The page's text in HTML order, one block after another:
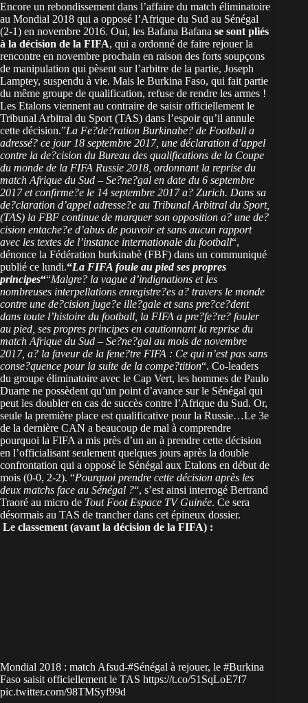
Encore un rebondissement dans l’affaire du match éliminatoire
au Mondial 2018 qui a opposé l’Afrique du Sud au Sénégal
(2-1) en novembre 2016. Oui, les Bafana Bafana se sont pliés
à la décision de la FIFA, qui a ordonné de faire rejouer la
rencontre en novembre prochain en raison des forts soupçons
de manipulation qui pèsent sur l’arbitre de la partie, Joseph
Lamptey, suspendu à vie. Mais le Burkina Faso, qui fait partie
du même groupe de qualification, refuse de rendre les armes !
Les Etalons viennent au contraire de saisir officiellement le
Tribunal Arbitral du Sport (TAS) dans l’espoir qu’il annule
cette décision.”La Fe?de?ration Burkinabe? de Football a
adressé? ce jour 18 septembre 2017, une déclaration d’appel
contre la de?cision du Bureau des qualifications de la Coupe
du monde de la FIFA Russie 2018, ordonnant la reprise du
match Afrique du Sud – Se?ne?gal en date du 6 septembre
2017 et confirme?e le 14 septembre 2017 a? Zurich. Dans sa
de?claration d’appel adresse?e au Tribunal Arbitral du Sport,
(TAS) la FBF continue de marquer son opposition a? une de?
cision entache?e d’abus de pouvoir et sans aucun rapport
avec les textes de l’instance internationale du football“,
dénonce la Fédération burkinabè (FBF) dans un communiqué
publié ce lundi.“La FIFA foule au pied ses propres
principes““Malgre? la vague d’indignations et les
nombreuses interpellations enregistre?es a? travers le monde
contre une de?cision juge?e ille?gale et sans pre?ce?dent
dans toute l’histoire du football, la FIFA a pre?fe?re? fouler
au pied, ses propres principes en cautionnant la reprise du
match Afrique du Sud – Se?ne?gal au mois de novembre
2017, a? la faveur de la fene?tre FIFA : Ce qui n’est pas sans
conse?quence pour la suite de la compe?tition“. Co-leaders
du groupe éliminatoire avec le Cap Vert, les hommes de Paulo
Duarte ne possèdent qu’un point d’avance sur le Sénégal qui
peut les doubler en cas de succès contre l’Afrique du Sud. Or,
seule la première place est qualificative pour la Russie…Le 3e
de la dernière CAN a beaucoup de mal à comprendre
pourquoi la FIFA a mis près d’un an à prendre cette décision
en l’officialisant seulement quelques jours après la double
confrontation qui a opposé le Sénégal aux Etalons en début de
mois (0-0, 2-2). “Pourquoi prendre cette décision après les
deux matchs face au Sénégal ?“, s’est ainsi interrogé Bertrand
Traoré au micro de Tout Foot Espace TV Guinée. Ce sera
désormais au TAS de trancher dans cet épineux dossier.
Le classement (avant la décision de la FIFA) :
Mondial 2018 : match Afsud-#Sénégal à rejouer, le #Burkina
Faso saisit officiellement le TAS https://t.co/51SqLoE7f7
pic.twitter.com/98TMSyf99d